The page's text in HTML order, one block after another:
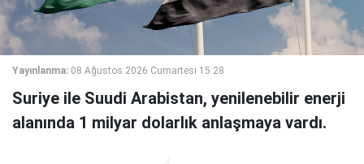
Yayınlanma: 08 Ağustos 2026 Cumartesi 15:28
Suriye ile Suudi Arabistan, yenilenebilir enerji
alanında 1 milyar dolarlık anlaşmaya vardı.